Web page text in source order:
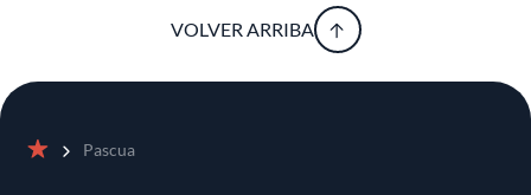
VOLVER ARRIBA
Pascua